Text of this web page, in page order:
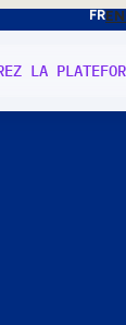
FREN
LA